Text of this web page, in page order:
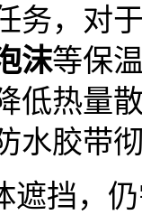
务，对
沫等保
低热量
水胶带
遮挡，